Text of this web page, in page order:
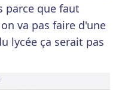
parce que faut
va pas faire d'une
lycée ça serait pas